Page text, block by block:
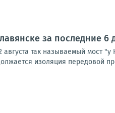
за последние 6
так называемый мост
изоляция передовой